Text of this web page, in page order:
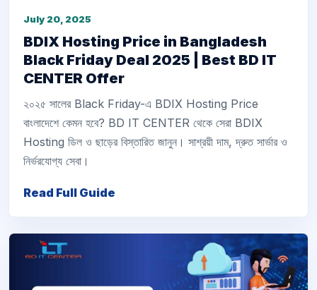
July 20, 2025
BDIX Hosting Price in Bangladesh
Black Friday Deal 2025 | Best BD IT
CENTER Offer
২০২৫ সালের Black Friday-এ BDIX Hosting Price
বাংলাদেশে কেমন হবে? BD IT CENTER থেকে সেরা BDIX
Hosting ডিল ও ছাড়ের বিস্তারিত জানুন। সাশ্রয়ী দাম, দ্রুত সার্ভার ও
নির্ভরযোগ্য সেবা।
Read Full Guide